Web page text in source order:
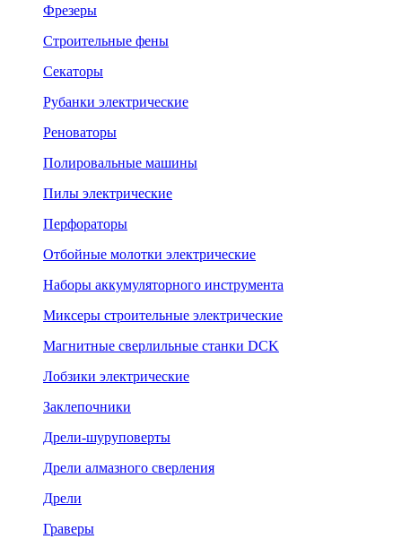
Фрезеры
Строительные фены
Секаторы
Рубанки электрические
Реноваторы
Полировальные машины
Пилы электрические
Перфораторы
Отбойные молотки электрические
Наборы аккумуляторного инструмента
Миксеры строительные электрические
Магнитные сверлильные станки DCK
Лобзики электрические
Заклепочники
Дрели-шуруповерты
Дрели алмазного сверления
Дрели
Граверы